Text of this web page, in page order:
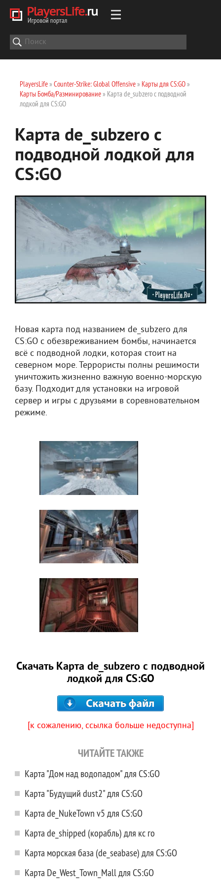
PlayersLife» Counter-Strike: Global Offensive» Карты для CS:GO»
Карты Бомба/Разминирование» Карта de_subzero с подводной
лодкой для CS:GO
Карта de_subzero с
подводной лодкой для
CS:GO
Новая карта под названием de_subzero для
CS:GO с обезвреживанием бомбы, начинается
всё с подводной лодки, которая стоит на
северном море. Террористы полны решимости
уничтожить жизненно важную военно-морскую
базу. Подходит для установки на игровой
сервер и игры с друзьями в соревновательном
режиме.
Скачать Карта de_subzero с подводной
лодкой для CS:GO
[к сожалению, ссылка больше недоступна]
ЧИТАЙТЕ ТАКЖЕ
Карта "Дом над водопадом" для CS:GO
Карта "Будущий dust2" для CS:GO
Карта de_NukeTown v5 для CS:GO
Карта de_shipped (корабль) для кс го
Карта морская база (de_seabase) для CS:GO
Карта De_West_Town_Mall для CS:GO